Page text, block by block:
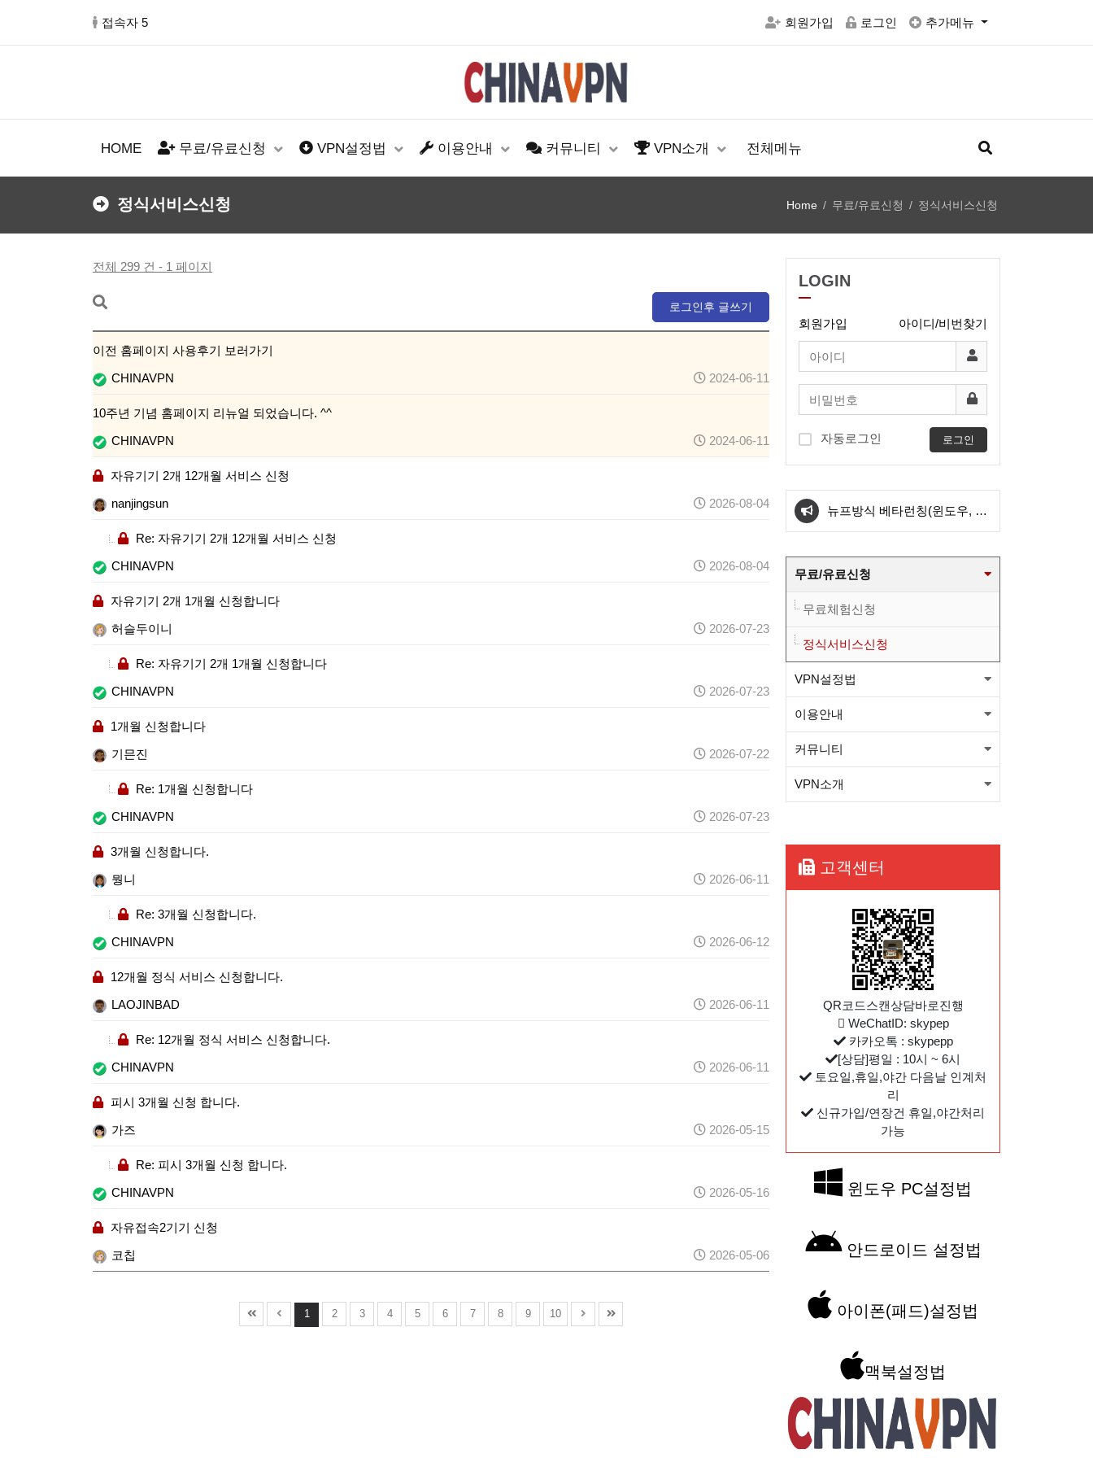
접속자 5 회원가입 로그인 추가메뉴
HOME 무료/유료신청 VPN설정법 이용안내 커뮤니티 VPN소개 전체메뉴
정식서비스신청 Home 무료/유료신청 정식서비스신청
전체 299 건 - 1 페이지
로그인후 글쓰기
이전 홈페이지 사용후기 보러가기
CHINAVPN
2024-06-11
10주년 기념 홈페이지 리뉴얼 되었습니다. ^^
CHINAVPN
2024-06-11
자유기기 2개 12개월 서비스 신청
nanjingsun
2026-08-04
Re: 자유기기 2개 12개월 서비스 신청
CHINAVPN
2026-08-04
자유기기 2개 1개월 신청합니다
허슬두이니
2026-07-23
Re: 자유기기 2개 1개월 신청합니다
CHINAVPN
2026-07-23
1개월 신청합니다
기믄진
2026-07-22
Re: 1개월 신청합니다
CHINAVPN
2026-07-23
3개월 신청합니다.
뭥니
2026-06-11
Re: 3개월 신청합니다.
CHINAVPN
2026-06-12
12개월 정식 서비스 신청합니다.
LAOJINBAD
2026-06-11
Re: 12개월 정식 서비스 신청합니다.
CHINAVPN
2026-06-11
피시 3개월 신청 합니다.
가즈
2026-05-15
Re: 피시 3개월 신청 합니다.
CHINAVPN
2026-05-16
자유접속2기기 신청
코칩
2026-05-06
1 2 3 4 5 6 7 8 9 10
LOGIN
회원가입 아이디/비번찾기
자동로그인 로그인
아이폰 전용서버 신설
뉴프방식 베타런칭(윈도우, 안
니다.(적용법본문참고)
이 변경 되었습니다.(적용법본
문참고)
와이드 방식 sk1번/sk2번
OVPN파일이 업그레드 되었습
니다.(적용법본문참고)
아이폰 전용서버 신설
뉴프방식 베타런칭(윈도우, 안
드로이드) 와 kt서버 삭제관련
[필독] 새로운방식 도입에 따른
OVPN파일이 업그레드 되었습
니다.(적용법본문참고)
와이드 방식 kt1번 OVPN파일
이 변경 되었습니다.(적용법본
문참고)
와이드 방식 sk1번/sk2번
OVPN파일이 업그레드 되었습
니다.(적용법본문참고)
무료/유료신청
무료체험신청
정식서비스신청
VPN설정법
이용안내
커뮤니티
VPN소개
고객센터
QR코드스캔상담바로진행
WeChatID: skypep
카카오톡 : skypepp
[상담]평일 : 10시 ~ 6시
토요일,휴일,야간 다음날 인계처
리
신규가입/연장건 휴일,야간처리
가능
윈도우 PC설정법
안드로이드 설정법
아이폰(패드)설정법
맥북설정법